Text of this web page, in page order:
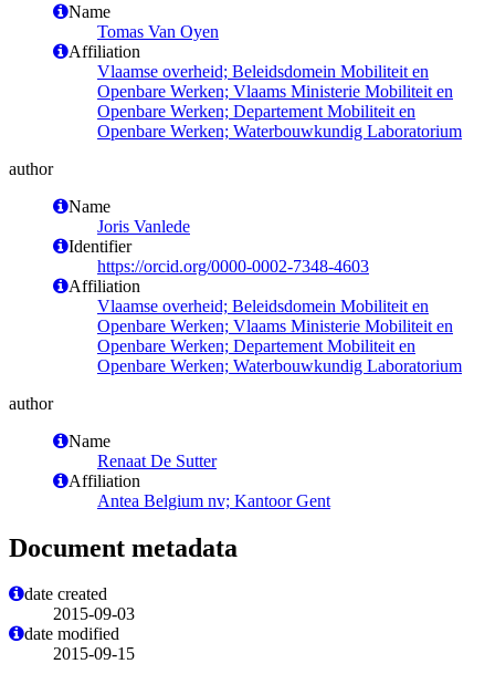
Name
Tomas Van Oyen
Affiliation
Vlaamse overheid; Beleidsdomein Mobiliteit en
Openbare Werken; Vlaams Ministerie Mobiliteit en
Openbare Werken; Departement Mobiliteit en
Openbare Werken; Waterbouwkundig Laboratorium
author
Name
Joris Vanlede
Identifier
https://orcid.org/0000-0002-7348-4603
Affiliation
Vlaamse overheid; Beleidsdomein Mobiliteit en
Openbare Werken; Vlaams Ministerie Mobiliteit en
Openbare Werken; Departement Mobiliteit en
Openbare Werken; Waterbouwkundig Laboratorium
author
Name
Renaat De Sutter
Affiliation
Antea Belgium nv; Kantoor Gent
Document metadata
date created
2015-09-03
date modified
2015-09-15